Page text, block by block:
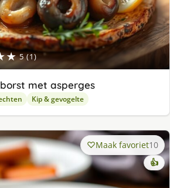
5 (1)
met asperges
Kip & gevogelte
Maak favoriet10
👍